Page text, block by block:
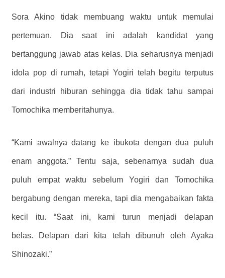
Sora Akino tidak membuang waktu untuk memulai
pertemuan. Dia saat ini adalah kandidat yang
bertanggung jawab atas kelas. Dia seharusnya menjadi
idola pop di rumah, tetapi Yogiri telah begitu terputus
dari industri hiburan sehingga dia tidak tahu sampai
Tomochika memberitahunya.
“Kami awalnya datang ke ibukota dengan dua puluh
enam anggota.” Tentu saja, sebenarnya sudah dua
puluh empat waktu sebelum Yogiri dan Tomochika
bergabung dengan mereka, tapi dia mengabaikan fakta
kecil itu. “Saat ini, kami turun menjadi delapan
belas. Delapan dari kita telah dibunuh oleh Ayaka
Shinozaki.”